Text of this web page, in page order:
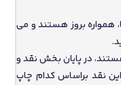
همواره بروز هستند و می
در پایان بخش نقد و
نقد براساس کدام چاپ